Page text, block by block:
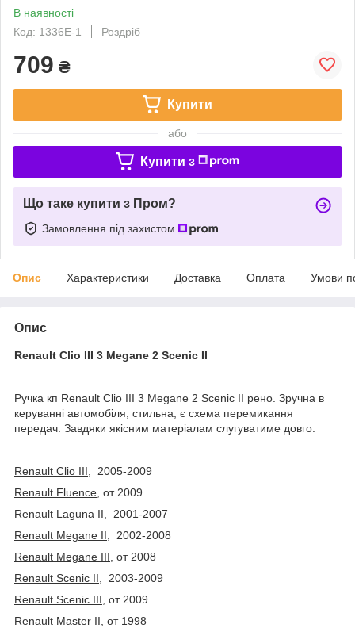
В наявності
Код: 1336E-1
Роздріб
709 ₴
Купити
або
Купити з
Що таке купити з Пром?
Замовлення під захистом
Опис Характеристики Доставка Оплата Умови
Опис
Renault Clio III 3 Megane 2 Scenic II
Ручка кп Renault Clio III 3 Megane 2 Scenic II рено. Зручна в
керуванні автомобіля, стильна, є схема перемикання
передач. Завдяки якісним матеріалам слугуватиме довго.
Renault Clio III,
2005-2009
Renault Fluence, от 2009
Renault Laguna II,
2001-2007
Renault Megane II,
2002-2008
Renault Megane III, от 2008
Renault Scenic II,
2003-2009
Renault Scenic III, от 2009
Renault Master II, от 1998